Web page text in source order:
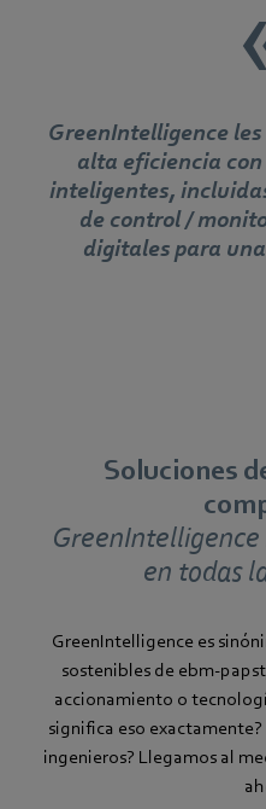
GreenIntelligence
alta eficiencia
inteligentes,
de control /
digitales para
Soluciones
en todas
GreenIntelligence es
sostenibles de ebm-
accionamiento o
significa eso
ingenieros? Llegamos al